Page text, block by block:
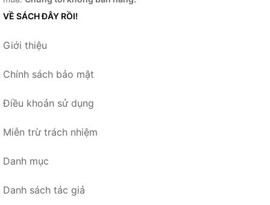
VỀ SÁCH ĐÂY RỒI!
Giới thiệu
Chính sách bảo mật
Điều khoản sử dụng
Miễn trừ trách nhiệm
Danh mục
Danh sách tác giả